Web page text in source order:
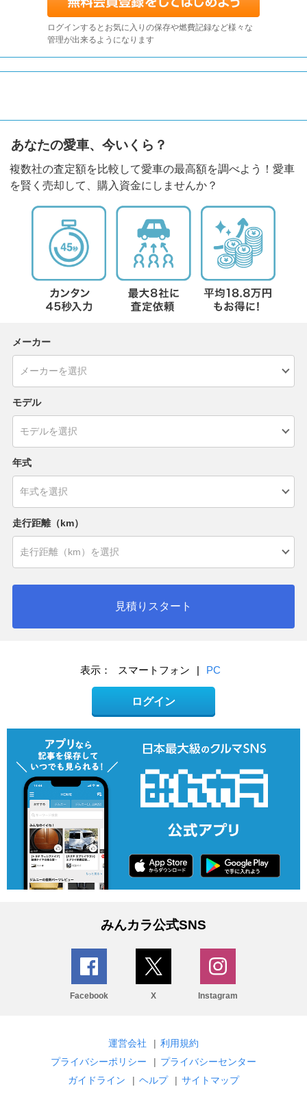
ログインするとお気に入りの保存や燃費記録など様々な
管理が出来るようになります
あなたの愛車、今いくら？
複数社の査定額を比較して愛車の最高額を調べよう！愛車
を賢く売却して、購入資金にしませんか？
メーカー
モデル
年式
走行距離（km）
見積りスタート
表示： スマートフォン PC
ログイン
みんカラ公式SNS
Facebook X Instagram
運営会社 | 利用規約
プライバシーポリシー
| プライバシーセンター
ガイドライン
| ヘルプ | サイトマップ